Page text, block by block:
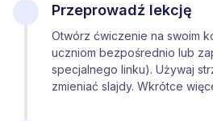
Przeprowadź lekcję
Otwórz ćwiczenie na swoim
uczniom bezpośrednio lub
specjalnego linku). Używaj
zmieniać slajdy. Wkrótce